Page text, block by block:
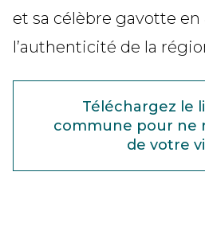
et sa célèbre gavotte
l’authenticité de la
Téléchargez le
commune pour ne
de votre